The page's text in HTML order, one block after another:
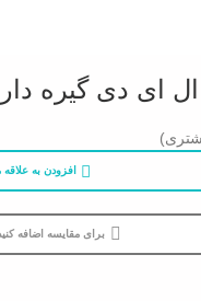
ای دی گیره دار
افزودن به
برای مقایسه اضافه